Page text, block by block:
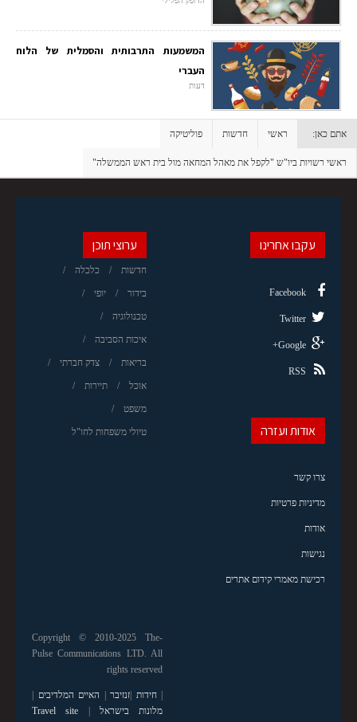
המשמעות התרבותית והסמלית של הלוח
העברי
דעות
אתם כאן: ראשי חדשות פוליטיקה
ראשי רשויות ביו"ש "לקפל את מאהל המחאה מול בית ראש הממשלה"
ערוצי תוכן
חדשות כלכלה
בידור יופי
טכנולוגיה
איכות הסביבה
בריאות צדק חברתי
אוכל תיירות
משפט
טיולי משפחות לחו"ל
עקבו אחרינו
Facebook
Twitter
Google+
RSS
אודות ועזרה
צרו קשר
מדיניות פרטיות
אודות
נגישות
רכישת מאמרי קידום אתרים
Copyright © 2010-2025 The-
Pulse Communications LTD. All
rights reserved
|חידות |זנזיבר | האיים המלדיבים |
מלונות בישראל |
Travel site